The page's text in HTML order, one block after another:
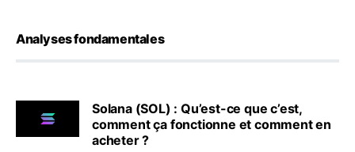
Analyses fondamentales
Solana (SOL) : Qu’est-ce que c’est,
comment ça fonctionne et comment en
acheter ?